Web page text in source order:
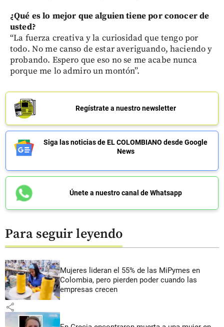
¿Qué es lo mejor que alguien tiene por conocer de
usted?
“La fuerza creativa y la curiosidad que tengo por
todo. No me canso de estar averiguando, haciendo y
probando. Espero que eso no se me acabe nunca
porque me lo admiro un montón”.
Regístrate a nuestro newsletter
Siga las noticias de EL COLOMBIANO desde Google
News
Únete a nuestro canal de Whatsapp
Para seguir leyendo
Mujeres lideran el 55% de las MiPymes en
Colombia, pero pierden poder cuando las
empresas crecen
share